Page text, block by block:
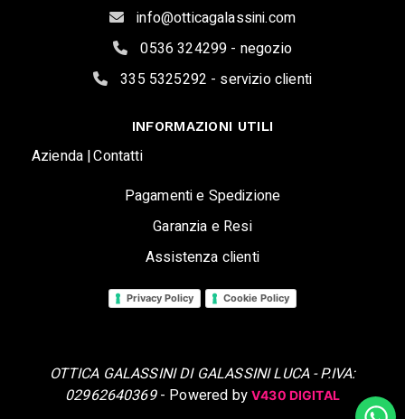
info@otticagalassini.com
0536 324299 - negozio
335 5325292 - servizio clienti
INFORMAZIONI UTILI
Azienda |Contatti
Pagamenti e Spedizione
Garanzia e Resi
Assistenza clienti
Privacy Policy Cookie Policy
OTTICA GALASSINI DI GALASSINI LUCA - P.IVA:
02962640369- Powered byV430 DIGITAL